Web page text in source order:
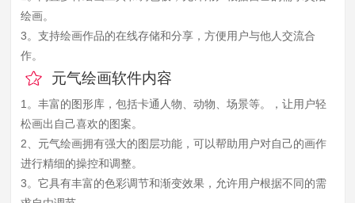
绘画。
3。支持绘画作品的在线存储和分享，方便用户与他人交流合
作。
元气绘画软件内容
1。丰富的图形库，包括卡通人物、动物、场景等。，让用户轻
松画出自己喜欢的图案。
2、元气绘画拥有强大的图层功能，可以帮助用户对自己的画作
进行精细的操控和调整。
3。它具有丰富的色彩调节和渐变效果，允许用户根据不同的需